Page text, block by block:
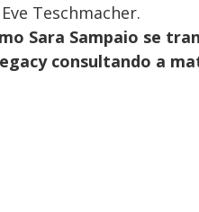
Teschmacher.
Sara Sampaio se
consultando a